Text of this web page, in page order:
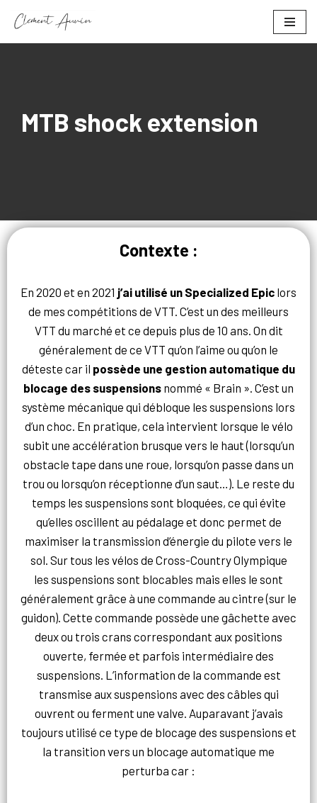
MTB shock extension
Contexte :
En 2020 et en 2021 j’ai utilisé un Specialized Epic lors
de mes compétitions de VTT. C’est un des meilleurs
VTT du marché et ce depuis plus de 10 ans. On dit
généralement de ce VTT qu’on l’aime ou qu’on le
déteste car il possède une gestion automatique du
blocage des suspensions nommé « Brain ». C’est un
système mécanique qui débloque les suspensions lors
d’un choc. En pratique, cela intervient lorsque le vélo
subit une accélération brusque vers le haut (lorsqu’un
obstacle tape dans une roue, lorsqu’on passe dans un
trou ou lorsqu’on réceptionne d’un saut…). Le reste du
temps les suspensions sont bloquées, ce qui évite
qu’elles oscillent au pédalage et donc permet de
maximiser la transmission d’énergie du pilote vers le
sol. Sur tous les vélos de Cross-Country Olympique
les suspensions sont blocables mais elles le sont
généralement grâce à une commande au cintre (sur le
guidon). Cette commande possède une gâchette avec
deux ou trois crans correspondant aux positions
ouverte, fermée et parfois intermédiaire des
suspensions. L’information de la commande est
transmise aux suspensions avec des câbles qui
ouvrent ou ferment une valve. Auparavant j’avais
toujours utilisé ce type de blocage des suspensions et
la transition vers un blocage automatique me
perturba car :